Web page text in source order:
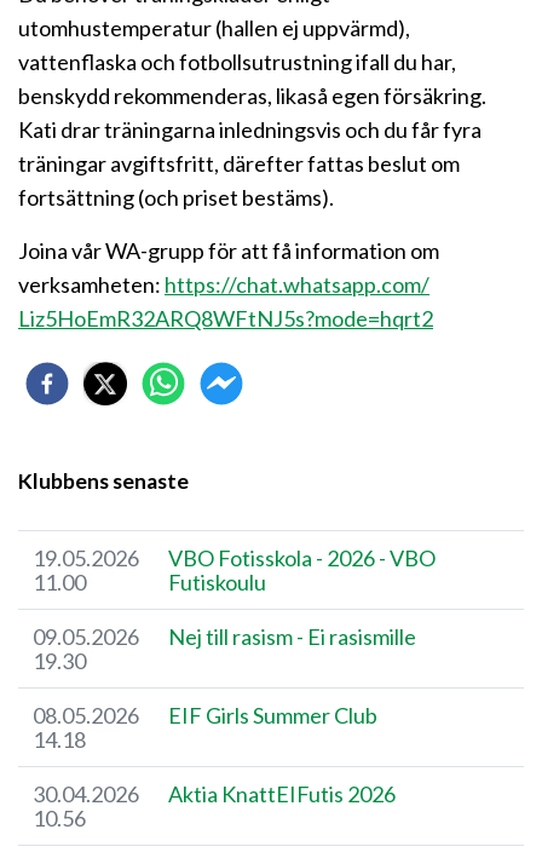
utomhustemperatur (hallen ej uppvärmd),
vattenflaska och fotbollsutrustning ifall du har,
benskydd rekommenderas, likaså egen försäkring.
Kati drar träningarna inledningsvis och du får fyra
träningar avgiftsfritt, därefter fattas beslut om
fortsättning (och priset bestäms).
Joina vår WA-grupp för att få information om
verksamheten: https://chat.whatsapp.com/
Liz5HoEmR32ARQ8WFtNJ5s?mode=hqrt2
Klubbens senaste
19.05.2026
11.00
VBO Fotisskola - 2026 - VBO
Futiskoulu
09.05.2026
19.30
Nej till rasism - Ei rasismille
08.05.2026
14.18
EIF Girls Summer Club
30.04.2026
10.56
​Aktia KnattEIFutis 2026